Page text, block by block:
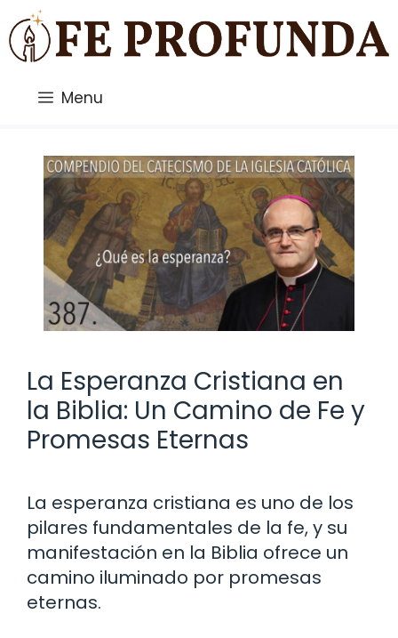
Saltar
al
contenido
Menu
La Esperanza Cristiana en
la Biblia: Un Camino de Fe y
Promesas Eternas
La esperanza cristiana es uno de los
pilares fundamentales de la fe, y su
manifestación en la Biblia ofrece un
camino iluminado por promesas
eternas.